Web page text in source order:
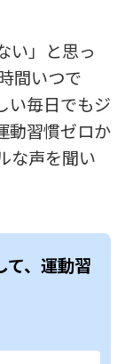
い」と思っ
間いつで
い毎日でもジ
動習慣ゼロか
な声を聞い
て、運動習